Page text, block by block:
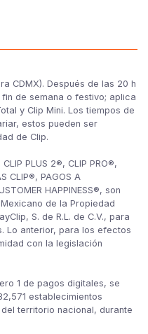
CDMX). Después de las 20 h
de semana o festivo; aplica
y Clip Mini. Los tiempos de
estos pueden ser
de Clip.
PLUS 2®, CLIP PRO®,
CLIP®, PAGOS A
HAPPINESS®, son
de la Propiedad
S. de R.L. de C.V., para
Lo anterior, para los efectos
con la legislación
1 de pagos digitales, se
establecimientos
territorio nacional, durante